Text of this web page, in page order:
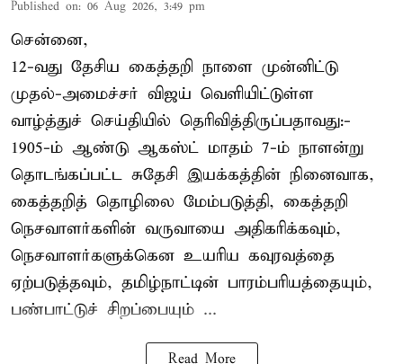
Published on: 06 Aug 2026, 3:49 pm
சென்னை,
12-வது தேசிய கைத்தறி நாளை முன்னிட்டு
முதல்-அமைச்சர் விஜய் வெளியிட்டுள்ள
வாழ்த்துச் செய்தியில் தெரிவித்திருப்பதாவது:-
1905-ம் ஆண்டு ஆகஸ்ட் மாதம் 7-ம் நாளன்று
தொடங்கப்பட்ட சுதேசி இயக்கத்தின் நினைவாக,
கைத்தறித் தொழிலை மேம்படுத்தி, கைத்தறி
நெசவாளர்களின் வருவாயை அதிகரிக்கவும்,
நெசவாளர்களுக்கென உயரிய கவுரவத்தை
ஏற்படுத்தவும், தமிழ்நாட்டின் பாரம்பரியத்தையும்,
பண்பாட்டுச் சிறப்பையும் ...
Read More